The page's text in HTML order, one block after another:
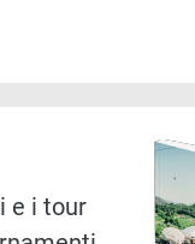
e i tour